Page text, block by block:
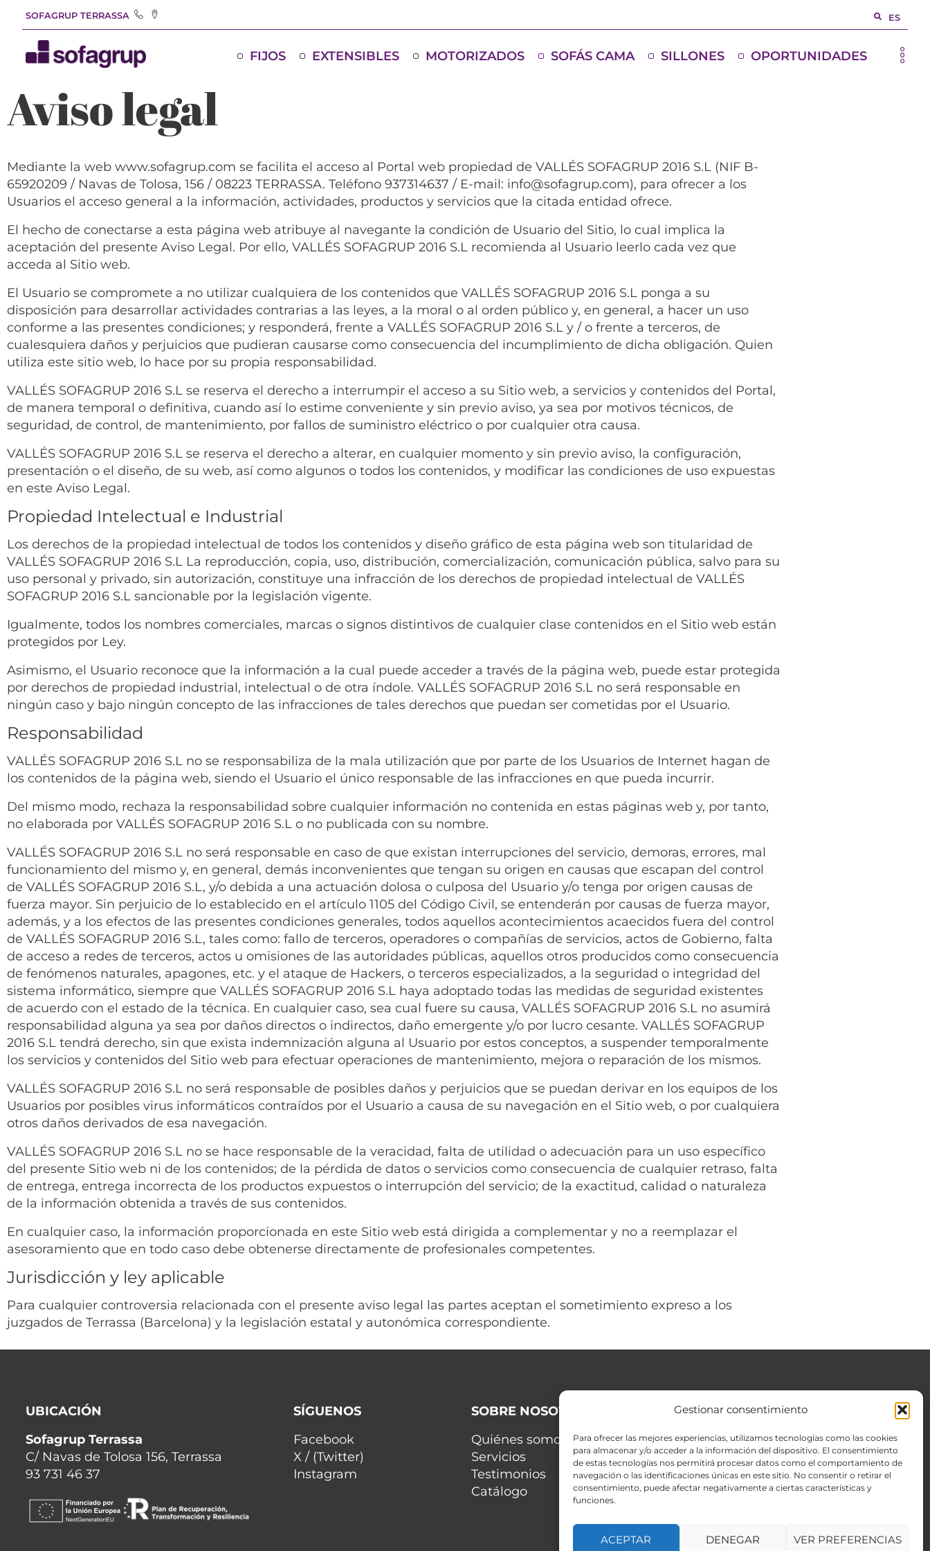
Gestionar consentimiento
Para ofrecer las mejores experiencias, utilizamos tecnologías como las cookies
para almacenar y/o acceder a la información del dispositivo. El consentimiento
de estas tecnologías nos permitirá procesar datos como el comportamiento de
navegación o las identificaciones únicas en este sitio. No consentir o retirar el
consentimiento, puede afectar negativamente a ciertas características y
funciones.
ACEPTAR DENEGAR VER PREFERENCIAS
SOFAGRUP TERRASSA ES
FIJOS EXTENSIBLES MOTORIZADOS SOFÁS CAMA SILLONES OPORTUNIDADES
Aviso legal
Mediante la web www.sofagrup.com se facilita el acceso al Portal web propiedad de VALLÉS SOFAGRUP 2016 S.L (NIF B-
65920209 / Navas de Tolosa, 156 / 08223 TERRASSA. Teléfono 937314637 / E-mail: info@sofagrup.com), para ofrecer a los
Usuarios el acceso general a la información, actividades, productos y servicios que la citada entidad ofrece.
El hecho de conectarse a esta página web atribuye al navegante la condición de Usuario del Sitio, lo cual implica la
aceptación del presente Aviso Legal. Por ello, VALLÉS SOFAGRUP 2016 S.L recomienda al Usuario leerlo cada vez que
acceda al Sitio web.
El Usuario se compromete a no utilizar cualquiera de los contenidos que VALLÉS SOFAGRUP 2016 S.L ponga a su
disposición para desarrollar actividades contrarias a las leyes, a la moral o al orden público y, en general, a hacer un uso
conforme a las presentes condiciones; y responderá, frente a VALLÉS SOFAGRUP 2016 S.L y / o frente a terceros, de
cualesquiera daños y perjuicios que pudieran causarse como consecuencia del incumplimiento de dicha obligación. Quien
utiliza este sitio web, lo hace por su propia responsabilidad.
VALLÉS SOFAGRUP 2016 S.L se reserva el derecho a interrumpir el acceso a su Sitio web, a servicios y contenidos del Portal,
de manera temporal o definitiva, cuando así lo estime conveniente y sin previo aviso, ya sea por motivos técnicos, de
seguridad, de control, de mantenimiento, por fallos de suministro eléctrico o por cualquier otra causa.
VALLÉS SOFAGRUP 2016 S.L se reserva el derecho a alterar, en cualquier momento y sin previo aviso, la configuración,
presentación o el diseño, de su web, así como algunos o todos los contenidos, y modificar las condiciones de uso expuestas
en este Aviso Legal.
Propiedad Intelectual e Industrial
Los derechos de la propiedad intelectual de todos los contenidos y diseño gráfico de esta página web son titularidad de
VALLÉS SOFAGRUP 2016 S.L La reproducción, copia, uso, distribución, comercialización, comunicación pública, salvo para su
uso personal y privado, sin autorización, constituye una infracción de los derechos de propiedad intelectual de VALLÉS
SOFAGRUP 2016 S.L sancionable por la legislación vigente.
Igualmente, todos los nombres comerciales, marcas o signos distintivos de cualquier clase contenidos en el Sitio web están
protegidos por Ley.
Asimismo, el Usuario reconoce que la información a la cual puede acceder a través de la página web, puede estar protegida
por derechos de propiedad industrial, intelectual o de otra índole. VALLÉS SOFAGRUP 2016 S.L no será responsable en
ningún caso y bajo ningún concepto de las infracciones de tales derechos que puedan ser cometidas por el Usuario.
Responsabilidad
VALLÉS SOFAGRUP 2016 S.L no se responsabiliza de la mala utilización que por parte de los Usuarios de Internet hagan de
los contenidos de la página web, siendo el Usuario el único responsable de las infracciones en que pueda incurrir.
Del mismo modo, rechaza la responsabilidad sobre cualquier información no contenida en estas páginas web y, por tanto,
no elaborada por VALLÉS SOFAGRUP 2016 S.L o no publicada con su nombre.
VALLÉS SOFAGRUP 2016 S.L no será responsable en caso de que existan interrupciones del servicio, demoras, errores, mal
funcionamiento del mismo y, en general, demás inconvenientes que tengan su origen en causas que escapan del control
de VALLÉS SOFAGRUP 2016 S.L, y/o debida a una actuación dolosa o culposa del Usuario y/o tenga por origen causas de
fuerza mayor. Sin perjuicio de lo establecido en el artículo 1105 del Código Civil, se entenderán por causas de fuerza mayor,
además, y a los efectos de las presentes condiciones generales, todos aquellos acontecimientos acaecidos fuera del control
de VALLÉS SOFAGRUP 2016 S.L, tales como: fallo de terceros, operadores o compañías de servicios, actos de Gobierno, falta
de acceso a redes de terceros, actos u omisiones de las autoridades públicas, aquellos otros producidos como consecuencia
de fenómenos naturales, apagones, etc. y el ataque de Hackers, o terceros especializados, a la seguridad o integridad del
sistema informático, siempre que VALLÉS SOFAGRUP 2016 S.L haya adoptado todas las medidas de seguridad existentes
de acuerdo con el estado de la técnica. En cualquier caso, sea cual fuere su causa, VALLÉS SOFAGRUP 2016 S.L no asumirá
responsabilidad alguna ya sea por daños directos o indirectos, daño emergente y/o por lucro cesante. VALLÉS SOFAGRUP
2016 S.L tendrá derecho, sin que exista indemnización alguna al Usuario por estos conceptos, a suspender temporalmente
los servicios y contenidos del Sitio web para efectuar operaciones de mantenimiento, mejora o reparación de los mismos.
VALLÉS SOFAGRUP 2016 S.L no será responsable de posibles daños y perjuicios que se puedan derivar en los equipos de los
Usuarios por posibles virus informáticos contraídos por el Usuario a causa de su navegación en el Sitio web, o por cualquiera
otros daños derivados de esa navegación.
VALLÉS SOFAGRUP 2016 S.L no se hace responsable de la veracidad, falta de utilidad o adecuación para un uso específico
del presente Sitio web ni de los contenidos; de la pérdida de datos o servicios como consecuencia de cualquier retraso, falta
de entrega, entrega incorrecta de los productos expuestos o interrupción del servicio; de la exactitud, calidad o naturaleza
de la información obtenida a través de sus contenidos.
En cualquier caso, la información proporcionada en este Sitio web está dirigida a complementar y no a reemplazar el
asesoramiento que en todo caso debe obtenerse directamente de profesionales competentes.
Jurisdicción y ley aplicable
Para cualquier controversia relacionada con el presente aviso legal las partes aceptan el sometimiento expreso a los
juzgados de Terrassa (Barcelona) y la legislación estatal y autonómica correspondiente.
UBICACIÓN
Sofagrup Terrassa
C/ Navas de Tolosa 156, Terrassa
93 731 46 37
SÍGUENOS
Facebook
X / (Twitter)
Instagram
SOBRE NOSOTROS
Quiénes somos
Servicios
Testimonios
Catálogo
INFORMACIÓN LEGAL
Catálogo
Sobre nosotros
Contacto